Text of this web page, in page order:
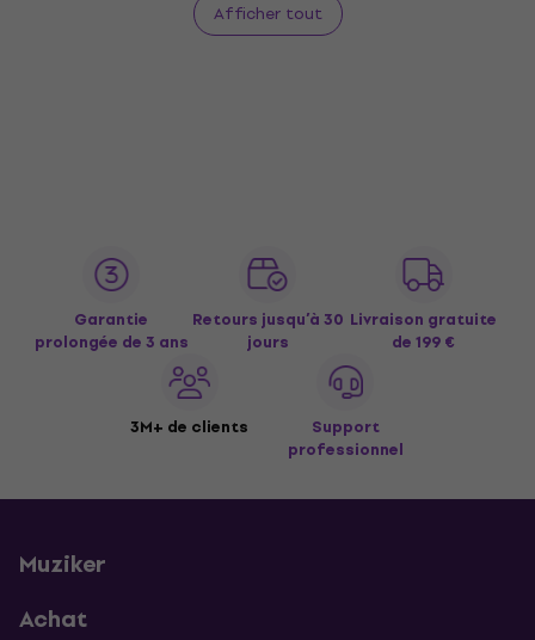
Afficher tout
Garantie
prolongée de 3 ans
Retours jusqu’à 30
jours
Livraison gratuite
de 199 €
3M+ de clients
Support
professionnel
Muziker
Achat